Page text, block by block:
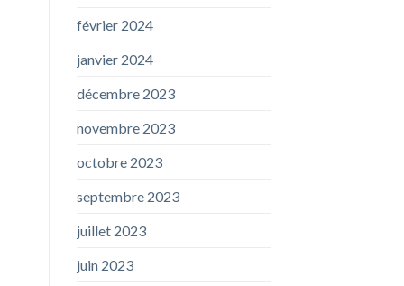
février 2024
janvier 2024
décembre 2023
novembre 2023
octobre 2023
septembre 2023
juillet 2023
juin 2023